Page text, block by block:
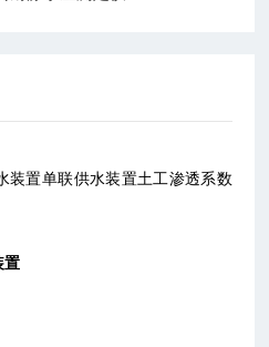
装置单联供水装置土工渗透系数
置